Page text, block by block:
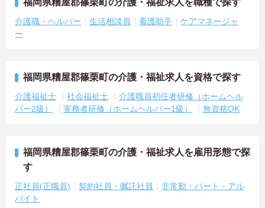
福岡県糟屋郡篠栗町の介護・福祉求人を職種で探す
介護職・ヘルパー 生活相談員 看護助手
ケアマネージャ
ー
福岡県糟屋郡篠栗町の介護・福祉求人を資格で探す
介護福祉士 社会福祉士
介護職員初任者研修（ホームヘル
パー2級）
実務者研修（ホームヘルパー1級） 無資格OK
福岡県糟屋郡篠栗町の介護・福祉求人を雇用形態で探
す
正社員(正職員) 契約社員・嘱託社員
非常勤・パート・アル
バイト